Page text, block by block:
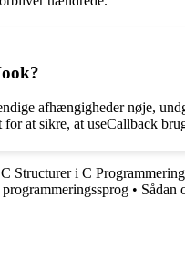
afhængigheder nøje,
at sikre, at useCallback
C Structurer i C Programmering
• Sådan